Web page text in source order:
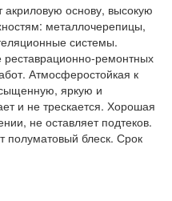
акриловую основу, высокую
металлочерепицы,
системы.
реставрационно-ремонтных
Атмосферостойкая к
яркую и
и не трескается. Хорошая
не оставляет подтеков.
полуматовый блеск. Срок